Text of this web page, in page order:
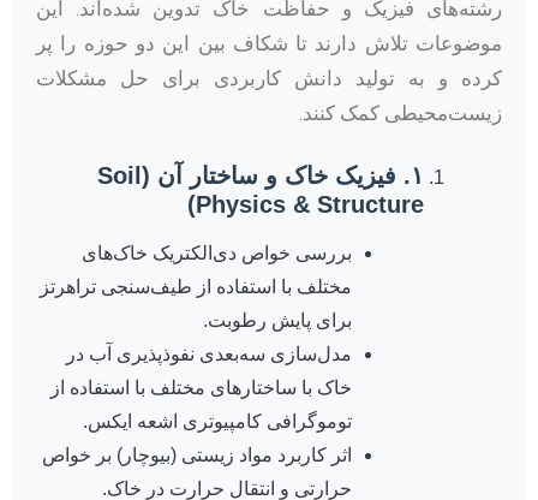
رشته‌های فیزیک و حفاظت خاک تدوین شده‌اند. این
موضوعات تلاش دارند تا شکاف بین این دو حوزه را پر
کرده و به تولید دانش کاربردی برای حل مشکلات
زیست‌محیطی کمک کنند.
۱. فیزیک خاک و ساختار آن (Soil
Physics & Structure)
بررسی خواص دی‌الکتریک خاک‌های
مختلف با استفاده از طیف‌سنجی تراهرتز
برای پایش رطوبت.
مدل‌سازی سه‌بعدی نفوذپذیری آب در
خاک با ساختارهای مختلف با استفاده از
توموگرافی کامپیوتری اشعه ایکس.
اثر کاربرد مواد زیستی (بیوچار) بر خواص
حرارتی و انتقال حرارت در خاک.